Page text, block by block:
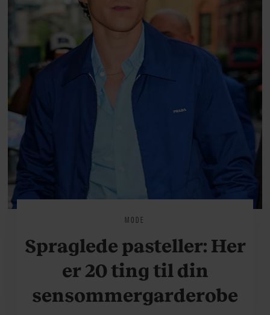
MODE
Spraglede pasteller: Her
er 20 ting til din
sensommergarderobe